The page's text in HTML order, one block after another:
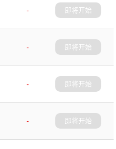
-
即将开始
-
即将开始
-
即将开始
-
即将开始